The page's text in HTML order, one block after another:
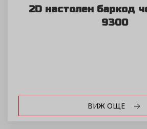
2D настолен баркод
9300
ВИЖ ОЩЕ